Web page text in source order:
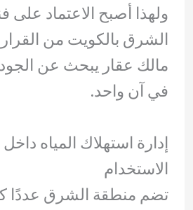
ولهذا أصبح الاعتماد
الشرق بالكويت من
مالك عقار يبحث عن
في آن واحد.
إدارة استهلاك المياه داخل
الاستخدام
تضم منطقة الشرق عددًا